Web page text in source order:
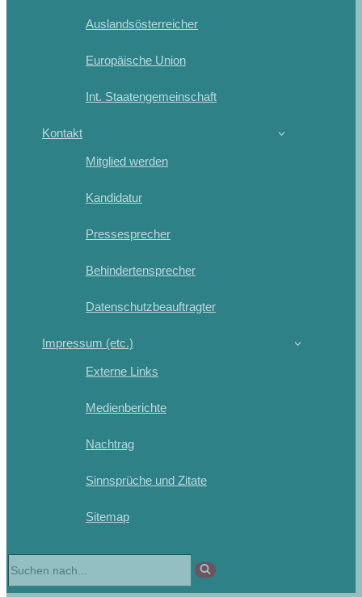
Auslandsösterreicher
Europäische Union
Int. Staatengemeinschaft
Kontakt
Mitglied werden
Kandidatur
Pressesprecher
Behindertensprecher
Datenschutzbeauftragter
Impressum (etc.)
Externe Links
Medienberichte
Nachtrag
Sinnsprüche und Zitate
Sitemap